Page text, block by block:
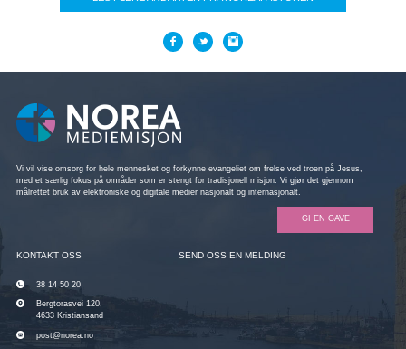
Vi vil vise omsorg for hele mennesket og forkynne evangeliet om frelse ved troen på Jesus,
med et særlig fokus på områder som er stengt for tradisjonell misjon. Vi gjør det gjennom
målrettet bruk av elektroniske og digitale medier nasjonalt og internasjonalt.
GI EN GAVE
KONTAKT OSS
38 14 50 20
Bergtorasvei 120,
4633 Kristiansand
post@norea.no
SEND OSS EN MELDING